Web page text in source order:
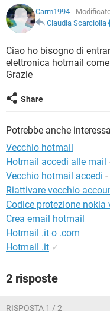
TIKTOK
HARDWARE
INSTAGRAM
TIKTOK
HARDWARE
INTRATTENIMENTO
iOS
INSTAGRAM
TIKTOK
COVID-19
INTRATTENIMENTO
iOS
INSTAGRAM
TIKTOK
GLOSSARIO
COVID-19
INTRATTENIMENTO
INSTAGRAM
TIKTOK
HARDWARE
Carm1994 -
Claudia Scarciolla
Ciao ho bisogno di
elettronica hotmail
Grazie
Share
Potrebbe anche
Vecchio hotmail
Hotmail accedi alle mail
Vecchio hotmail accedi
Riattivare vecchio
Codice protezione nokia
Crea email hotmail
Hotmail .it o .com
Hotmail .it ✓
2 risposte
RISPOSTA 1 / 2